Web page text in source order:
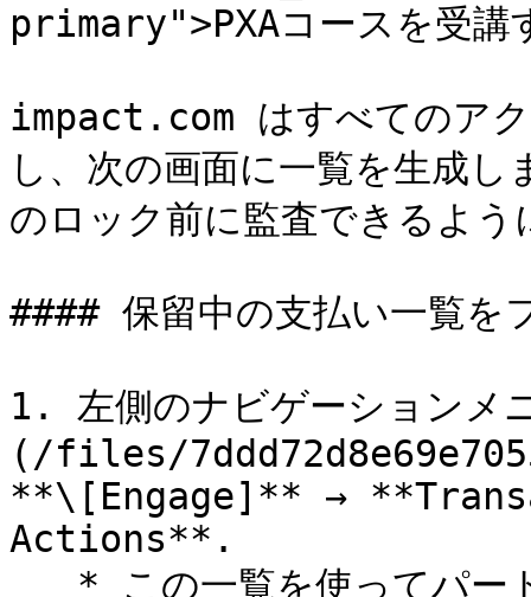
primary">PXAコースを受講
impact.com はすべてのアク
し、次の画面に一覧を生成
のロック前に監査できるよう
#### 保留中の支払い一覧を
1. 左側のナビゲーション
(/files/
**\[Engage]** →
Actions**.